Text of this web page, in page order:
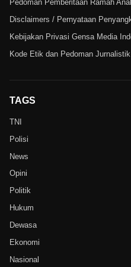
Pedoman Pemberitaan Ramah
Disclaimers / Pernyataan
Kebijakan Privasi Gensa Media
Kode Etik dan Pedoman
TAGS
TNI
Polisi
News
Opini
Politik
Hukum
Dewasa
Ekonomi
Nasional